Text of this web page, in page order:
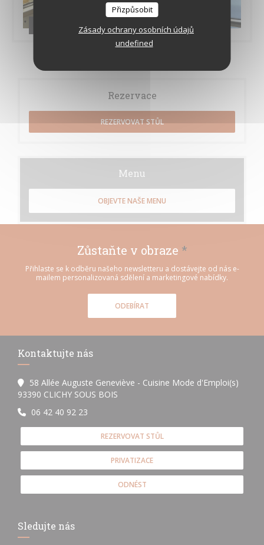
Přizpůsobit
Zásady ochrany osobních údajů
undefined
Les brigades
Rezervace
REZERVOVAT STŮL
Menu
OBJEVTE NAŠE MENU
Zůstaňte v obraze *
Přihlaste se k odběru našeho newsletteru a dostávejte od nás e-
mailem personalizovaná sdělení a marketingové nabídky.
ODEBÍRAT
Kontaktujte nás
58 Allée Auguste Geneviève - Cuisine Mode d'Emploi(s)
93390 CLICHY SOUS BOIS
06 42 40 92 23
REZERVOVAT STŮL
PRIVATIZACE
ODNÉST
Sledujte nás